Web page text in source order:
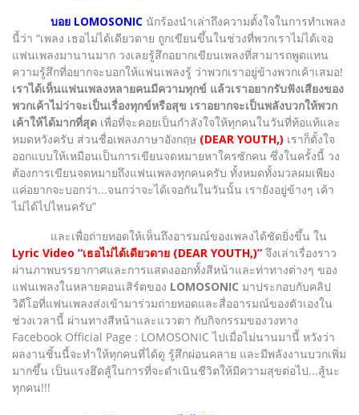
บอย LOMOSONIC นักร้องนำเล่าถึงความตั้งใจในการทำเพลง
นี้ว่า “เพลง เธอไม่ได้เดียวดาย ถูกเขียนขึ้นในช่วงที่พวกเราไม่ได้เจอ
แฟนเพลงมานานมาก วงเลยรู้สึกอยากเขียนเพลงที่สามารถพูดแทน
ความรู้สึกที่อยากจะบอกให้แฟนเพลงรู้ ว่าพวกเราอยู่ข้างพวกเค้าเสมอ!
เราได้เห็นแฟนเพลงหลายคนมีความทุกข์ แล้วเราอยากรับฟังเสียงของ
พวกเค้าไม่ว่าจะเป็นเรื่องทุกข์หรือสุข เราอยากจะเป็นพลังบวกให้พวก
เค้าให้ได้มากที่สุด เพื่อที่จะคอยเป็นกำลังใจให้ทุกคนในวันที่ท้อแท้และ
หมดหวังครับ ส่วนชื่อเพลงภาษาอังกฤษ (DEAR YOUTH,) เราก็ตั้งใจ
ออกแบบให้เหมือนเป็นการเขียนจดหมายหาใครซักคน ซึ่งในครั้งนี้ วง
ต้องการเขียนจดหมายถึงแฟนเพลงทุกคนครับ ทั้งหมดทั้งมวลผมเพียง
แค่อยากจะบอกว่า...จนกว่าจะได้เจอกันในวันนั้น เรายังอยู่ข้างๆ เค้า
ไม่ได้ไปไหนครับ”
และเพื่อถ่ายทอดให้เห็นถึงอารมณ์ของเพลงได้ชัดยิ่งขึ้น ใน
Lyric Video “เธอไม่ได้เดียวดาย (DEAR YOUTH,)” จึงเล่าเรื่องราว
ผ่านภาพบรรยากาศและการแสดงออกทั้งสีหน้าและท่าทางต่างๆ ของ
แฟนเพลงในหลายคอนเสิร์ตของ LOMOSONIC มาประกอบกับคลิป
วิดีโอที่แฟนเพลงส่งเข้ามาร่วมถ่ายทอดและสื่ออารมณ์ของตัวเองใน
ช่วงเวลานี้ ผ่านทางสีหน้าและแววตา กับกิจกรรมของวงทาง
Facebook Official Page : LOMOSONIC ไปเมื่อไม่นานมานี้ หวังว่า
ผลงานชิ้นนี้จะทำให้ทุกคนที่ได้ดู รู้สึกผ่อนคลาย และมีพลังงานบวกเพิ่ม
มากขึ้น เป็นแรงฮึดสู้ในการที่จะดำเนินชีวิตให้มีความสุขต่อไป...สู้นะ
ทุกคน!!!